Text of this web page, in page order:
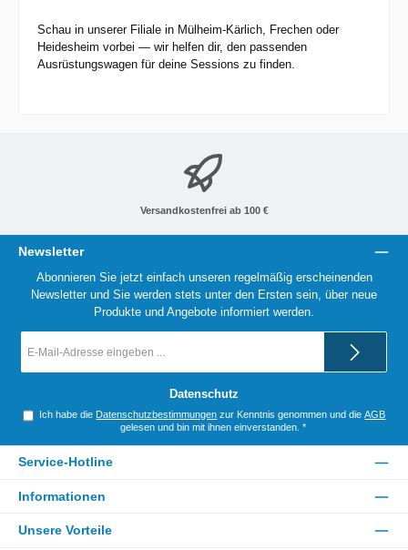
Schau in unserer Filiale in Mülheim-Kärlich, Frechen oder
Heidesheim vorbei — wir helfen dir, den passenden
Ausrüstungswagen für deine Sessions zu finden.
Versandkostenfrei ab 100 €
Newsletter
Abonnieren Sie jetzt einfach unseren regelmäßig erscheinenden
Newsletter und Sie werden stets unter den Ersten sein, über neue
Produkte und Angebote informiert werden.
Mail-
Adresse
Datenschutz
Ich habe die Datenschutzbestimmungen zur Kenntnis genommen und dieAGB
gelesen und bin mit ihnen einverstanden. *
Service-Hotline
Informationen
Unsere Vorteile